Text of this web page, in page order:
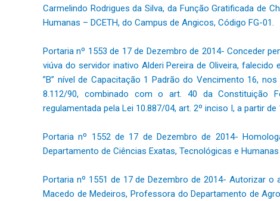
Carmelindo Rodrigues da Silva, da Função Gratificada de
Humanas – DCETH, do Campus de Angicos, Código FG-01.
Portaria nº 1553 de 17 de Dezembro de 2014- Conceder
viúva do servidor inativo Alderi Pereira de Oliveira,
”B” nível de Capacitação 1 Padrão do Vencimento 16,
8.112/90, combinado com o art. 40 da Constituição
regulamentada pela Lei 10.887/04, art. 2º inciso I, a partir
Portaria nº 1552 de 17 de Dezembro de 2014-
Departamento de Ciências Exatas, Tecnológicas e
Portaria nº 1551 de 17 de Dezembro de 2014- Autorizar
Macedo de Medeiros, Professora do Departamento de